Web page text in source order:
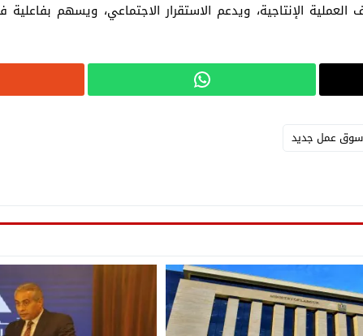
الإنتاجية، ويدعم الاستقرار الاجتماعي، ويسهم
سوق عمل جديد